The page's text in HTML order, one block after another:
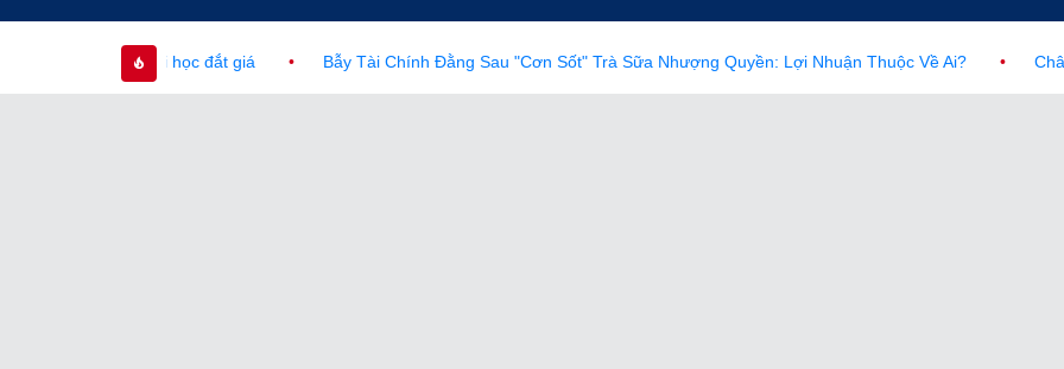
Bẫy Tài Chính Đằng Sau "Cơn Sốt" Trà Sữa Nhượng Quyền: Lợi Nhuận Thuộc Về Ai? • Châu Âu trước làn sóng